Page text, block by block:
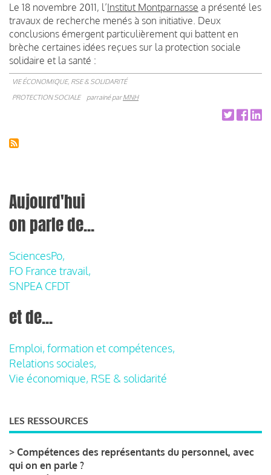
Le 18 novembre 2011, l’Institut Montparnasse a présenté les
travaux de recherche menés à son initiative. Deux
conclusions émergent particulièrement qui battent en
brèche certaines idées reçues sur la protection sociale
solidaire et la santé :
VIE ÉCONOMIQUE, RSE & SOLIDARITÉ
PROTECTION SOCIALE
parrainé parMNH
Aujourd'hui
on parle de...
SciencesPo,
FO France travail,
SNPEA CFDT
et de...
Emploi, formation et compétences,
Relations sociales,
Vie économique, RSE & solidarité
LES RESSOURCES
> Compétences des représentants du personnel, avec
qui on en parle ?